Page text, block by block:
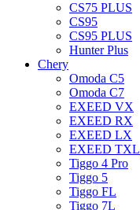
CS75 PLUS
CS95
CS95 PLUS
Hunter Plus
Chery
Omoda C5
Omoda C7
EXEED VX
EXEED RX
EXEED LX
EXEED TXL
Tiggo 4 Pro
Tiggo 5
Tiggo FL
Tiggo 7L